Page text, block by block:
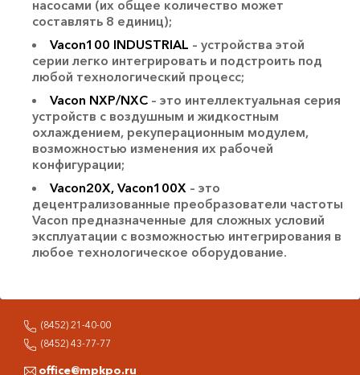
насосами (их общее количество может
составлять 8 единиц);
Vacon100 INDUSTRIAL – устройства этой
серии легко интегрировать и подстроить под
любой технологический процесс;
Vacon NXP/NXC – это интеллектуальная серия
устройств с воздушным и жидкостным
охлаждением, рекуперационным модулем,
возможностью изменения их рабочей
конфигурации;
Vacon20Х, Vacon100Х – это
децентрализованные преобразователи частоты
Vacon предназначенные для сложных условий
эксплуатации с возможностью интегрирования в
любое технологическое оборудование.
(8452) 21-40-00
(8452) 43-77-77
office@mpkpo.ru